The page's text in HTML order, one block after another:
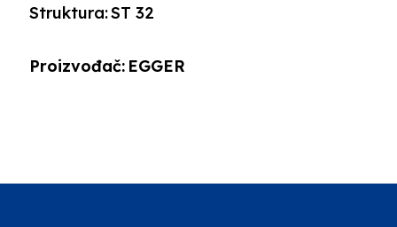
Struktura:ST 32
Proizvođač: EGGER